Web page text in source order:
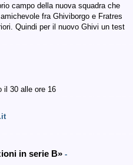
campo della nuova squadra che
fra Ghiviborgo e Fratres
Quindi per il nuovo Ghivi un test
il 30 alle ore 16
in serie B» -